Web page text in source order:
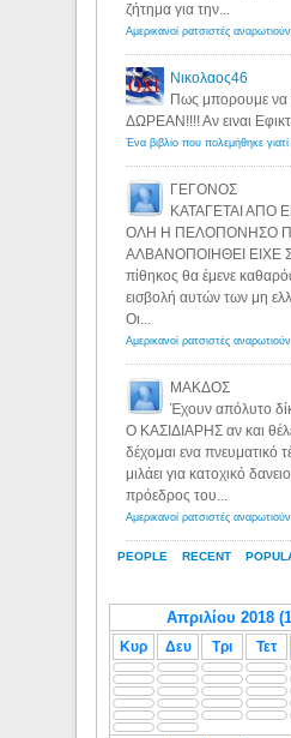
PEOPLE RECENT
ζήτημα για την...
Νικολαος46
Πως μπορουμε να
ΔΩΡΕΑΝ!!!! Αν ειναι
ΓΕΓΟΝΟΣ
ΚΑΤΑΓΕΤΑΙ ΑΠΟ
ΟΛΗ Η ΠΕΛΟΠΟΝΗΣΟ
ΑΛΒΑΝΟΠΟΙΗΘΕΙ ΕΙΧΕ
πίθηκος θα έμενε
εισβολή αυτών των μη
Οι...
ΜΑΚΔΟΣ
Έχουν απόλυτο
Ο ΚΑΣΙΔΙΑΡΗΣ αν και
δέχομαι ενα πνευματικό
μιλάει για κατοχικό
πρόεδρος του...
Κυρ Δευ Τρι Τετ